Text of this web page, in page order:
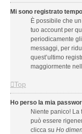
Mi sono registrato
È possibile che
tuo account per
periodicamente
messaggi, per
quest’ultimo
maggiormente
Top
Ho perso la mia
Niente panico! La
può essere
clicca su Ho